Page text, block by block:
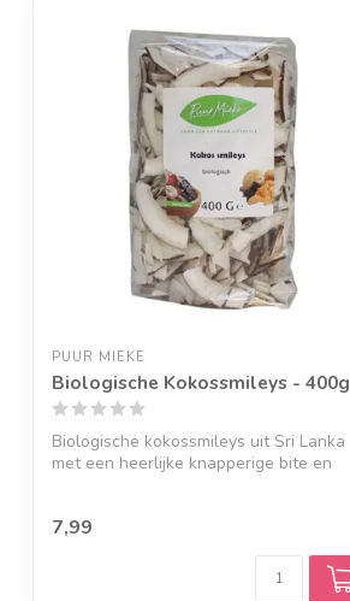
PUUR MIEKE
Biologische Kokossmileys - 400g
Biologische kokossmileys uit Sri Lanka
met een heerlijke knapperige bite en
7,99